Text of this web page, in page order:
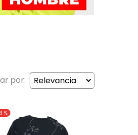
Relevancia
%